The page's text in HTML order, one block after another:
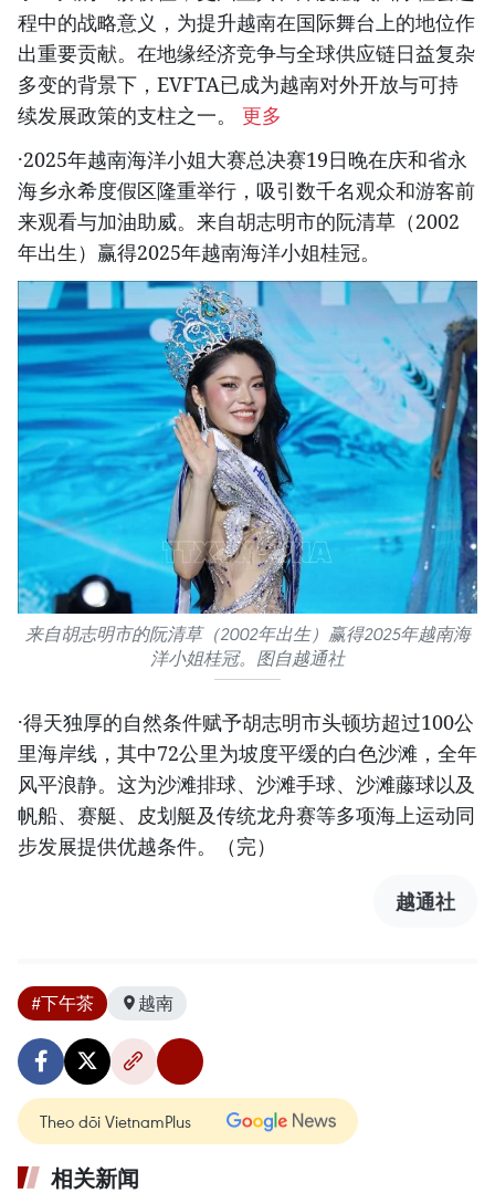
程中的战略意义，为提升越南在国际舞台上的地位作
出重要贡献。在地缘经济竞争与全球供应链日益复杂
多变的背景下，EVFTA已成为越南对外开放与可持
续发展政策的支柱之一。 更多
·2025年越南海洋小姐大赛总决赛19日晚在庆和省永
海乡永希度假区隆重举行，吸引数千名观众和游客前
来观看与加油助威。来自胡志明市的阮清草（2002
年出生）赢得2025年越南海洋小姐桂冠。
来自胡志明市的阮清草（2002年出生）赢得2025年越南海
洋小姐桂冠。图自越通社
·得天独厚的自然条件赋予胡志明市头顿坊超过100公
里海岸线，其中72公里为坡度平缓的白色沙滩，全年
风平浪静。这为沙滩排球、沙滩手球、沙滩藤球以及
帆船、赛艇、皮划艇及传统龙舟赛等多项海上运动同
步发展提供优越条件。（完）
越通社
#下午茶 越南
Theo dõi VietnamPlus
相关新闻